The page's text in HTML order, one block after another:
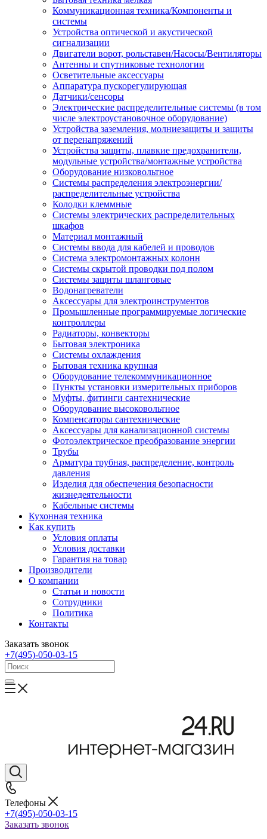
Коммуникационная техника/Компоненты и
системы
Устройства оптической и акустической
сигнализации
Двигатели ворот, рольставен/Насосы/Вентиляторы
Антенны и спутниковые технологии
Осветительные аксессуары
Аппаратура пускорегулирующая
Датчики/сенсоры
Электрические распределительные системы (в том
числе электроустановочное оборудование)
Устройства заземления, молниезащиты и защиты
от перенапряжений
Устройства защиты, плавкие предохранители,
модульные устройства/монтажные устройства
Оборудование низковольтное
Системы распределения электроэнергии/
распределительные устройства
Колодки клеммные
Системы электрических распределительных
шкафов
Материал монтажный
Системы ввода для кабелей и проводов
Система электромонтажных колонн
Системы скрытой проводки под полом
Системы защиты шланговые
Водонагреватели
Аксессуары для электроинструментов
Промышленные программируемые логические
контроллеры
Радиаторы, конвекторы
Бытовая электроника
Системы охлаждения
Бытовая техника крупная
Оборудование телекоммуникационное
Пункты установки измерительных приборов
Муфты, фитинги сантехнические
Оборудование высоковольтное
Компенсаторы сантехнические
Аксессуары для канализационной системы
Фотоэлектрическое преобразование энергии
Трубы
Арматура трубная, распределение, контроль
давления
Изделия для обеспечения безопасности
жизнедеятельности
Кабельные системы
Кухонная техника
Как купить
Условия оплаты
Условия доставки
Гарантия на товар
Производители
О компании
Статьи и новости
Сотрудники
Политика
Контакты
Заказать звонок
+7(495)-050-03-15
Телефоны
+7(495)-050-03-15
Заказать звонок